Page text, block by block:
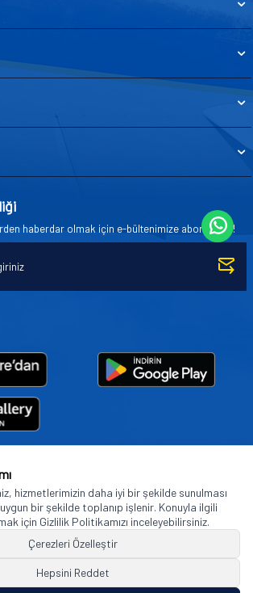
haberdar olmak için e-bültenimize abone olun!
Foot Design) are trademarks of or licensed to The Goodyear
used under license by Basbug Group Company,
© 2026 The Goodyear Tire & Rubber Company.
hizmetlerimizin daha iyi bir şekilde sunulması
bir şekilde toplanıp işlenir. Konuyla ilgili
için Gizlilik Politikamızı inceleyebilirsiniz.
Çerezleri Özelleştir
Hepsini Reddet